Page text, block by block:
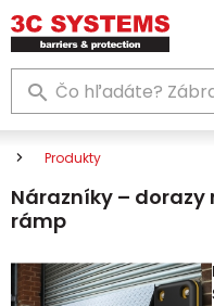
Produkty
Nárazníky –
rámp